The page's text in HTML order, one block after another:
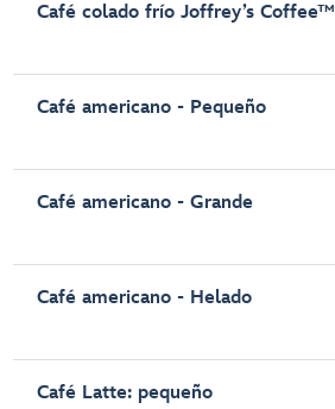
Café colado frío Joffrey’s Coffee™
Café americano - Pequeño
Café americano - Grande
Café americano - Helado
Café Latte: pequeño